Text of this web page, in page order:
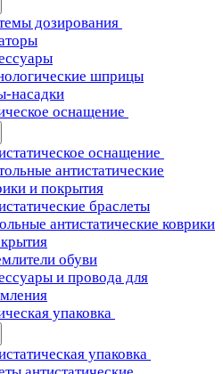
дозирования
шприцы
насадки
оснащение
оснащение
антистатические
и покрытия
браслеты
антистатические коврики
обуви
и провода для
упаковка
упаковка